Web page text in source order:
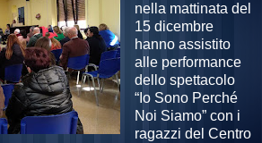
nella mattinata del
15 dicembre
hanno assistito
alle performance
dello spettacolo
“Io Sono Perché
Noi Siamo” con i
ragazzi del Centro